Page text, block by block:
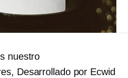
nuestro
Desarrollado por Ecwid